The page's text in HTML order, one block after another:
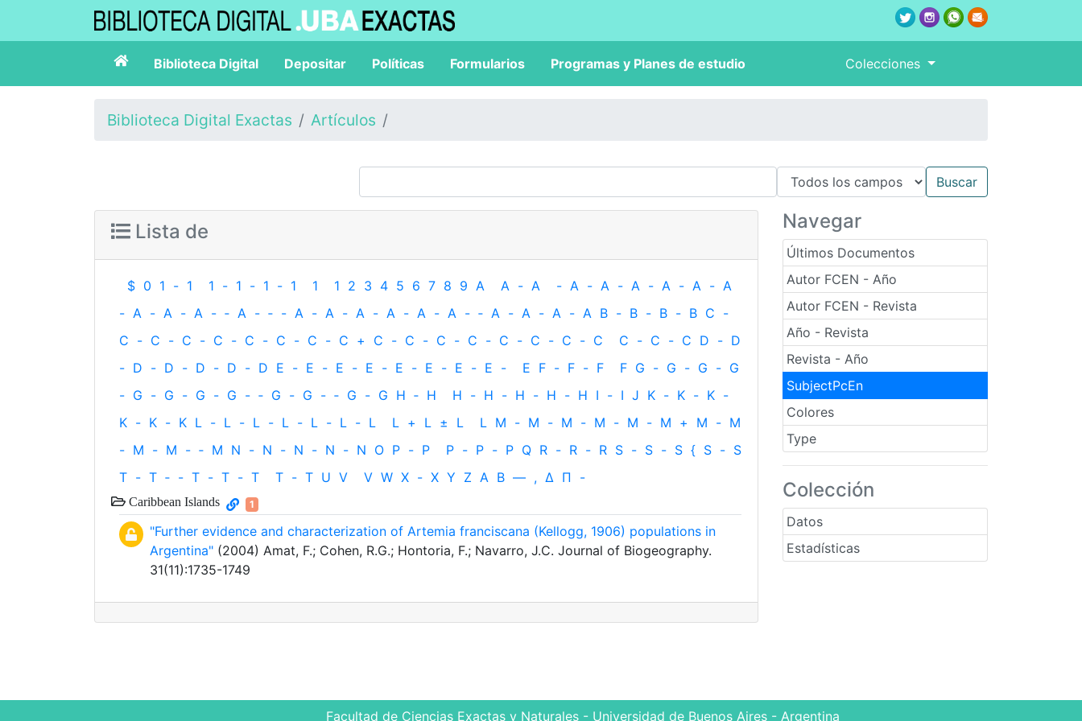
Biblioteca Digital Depositar Políticas Formularios Programas y Planes de estudio Colecciones
Biblioteca Digital Exactas Artículos
Navegar
Últimos Documentos
Autor FCEN - Año
Autor FCEN - Revista
Año - Revista
Revista - Año
SubjectPcEn
Colores
Type
Colección
Datos
Estadísticas
Lista de
$ 0 1 - 1 1 - 1 - 1 - 1 1 1 2 3 4 5 6 7 8 9 A A - A - A - A - A - A - A - A
- A - A - A - ‐ A - ‐ - A - A - A - A - A - A - ‐ A - A - A - A B - B - B - B C -
C - C - C - C - C - C - C - C + C - C - C - C - C - C - C - C C - C - C D - D
- D - D - D - D - D E - E - E - E - E - E - E - E - E F - F - F F G - G - G - G
- G - G - G - G - ‐ G - G - ‐ G - G H ‐ H H - H - H - H - H I - I J K - K - K -
K - K - K L - L - L - L - L - L - L L + L ± L L M - M - M - M - M - M + M - M
- M - M - ‐ M N - N - N - N - N O P - P P - P - P Q R - R - R S - S - S { S - S
T - T ‐ - T - T - T T - T U V V W X - X Y Z Α Β — , Δ Π -
Caribbean Islands 1
"Further evidence and characterization of Artemia franciscana (Kellogg, 1906) populations in
Argentina" (2004) Amat, F.; Cohen, R.G.; Hontoria, F.; Navarro, J.C. Journal of Biogeography.
31(11):1735-1749
Facultad de Ciencias Exactas y Naturales - Universidad de Buenos Aires - Argentina